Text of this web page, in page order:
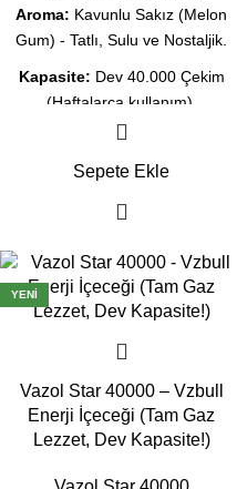
Aroma: Kavunlu Sakız (Melon
Gum) - Tatlı, Sulu ve Nostaljik.
Kapasite: Dev 40.000 Çekim
(Haftalarca kullanım).
Likit ve Şarj göstergeli
akıllı dijital ekran.
Dual Mesh Coil ile
Şarj:Type-C Hızlı Şarj desteği.
Durum:
Orijinal Kapalı Kutu, Aynı
Gün Kargo İmkanı.
Sepete Ekle
-6%
YENI
Vazol Star 40000 – Vzbull
Enerji İçeceği (Tam Gaz
Lezzet, Dev Kapasite!)